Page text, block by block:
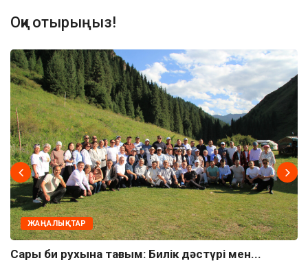
Оқи отырыңыз!
ЖАҢАЛЫҚТАР
Сары би рухына тағзым: Билік дәстүрі мен...